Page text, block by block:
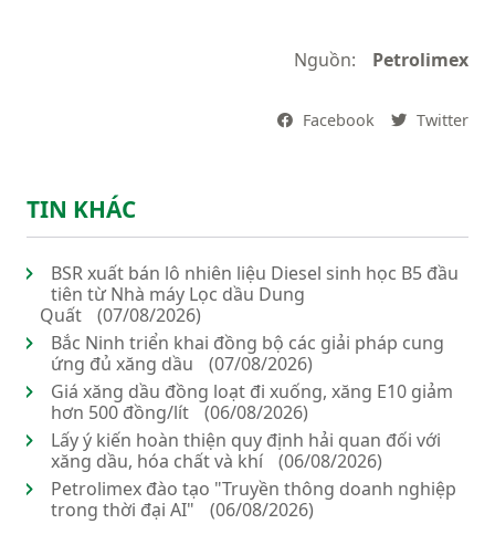
Nguồn: Petrolimex
Facebook Twitter
TIN KHÁC
BSR xuất bán lô nhiên liệu Diesel sinh học B5 đầu
tiên từ Nhà máy Lọc dầu Dung
Quất
(07/08/2026)
Bắc Ninh triển khai đồng bộ các giải pháp cung
ứng đủ xăng dầu
(07/08/2026)
Giá xăng dầu đồng loạt đi xuống, xăng E10 giảm
hơn 500 đồng/lít
(06/08/2026)
Lấy ý kiến hoàn thiện quy định hải quan đối với
xăng dầu, hóa chất và khí
(06/08/2026)
Petrolimex đào tạo "Truyền thông doanh nghiệp
trong thời đại AI"
(06/08/2026)